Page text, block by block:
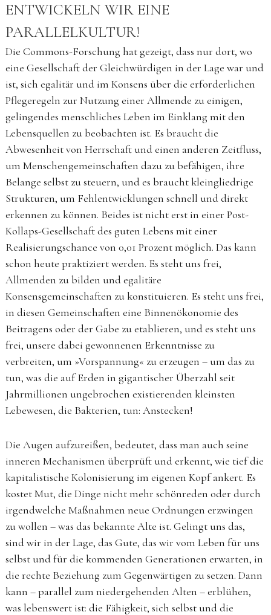
ENTWICKELN WIR EINE
PARALLELKULTUR!
Die Commons-Forschung hat gezeigt, dass nur dort, wo
eine Gesellschaft der Gleichwürdigen in der Lage war und
ist, sich egalitär und im Konsens über die erforderlichen
Pflegeregeln zur Nutzung einer Allmende zu einigen,
gelingendes menschliches Leben im Einklang mit den
Lebensquellen zu beobachten ist. Es braucht die
Abwesenheit von Herrschaft und einen anderen Zeitfluss,
um Menschengemeinschaften dazu zu befähigen, ihre
Belange selbst zu steuern, und es braucht kleingliedrige
Strukturen, um Fehlentwicklungen schnell und direkt
erkennen zu können. Beides ist nicht erst in einer Post-
Kollaps-Gesellschaft des guten Lebens mit einer
Realisierungschance von 0,01 Prozent möglich. Das kann
schon heute praktiziert werden. Es steht uns frei,
Allmenden zu bilden und egalitäre
Konsensgemeinschaften zu konstituieren. Es steht uns frei,
in diesen Gemeinschaften eine Binnenökonomie des
Beitragens oder der Gabe zu etablieren, und es steht uns
frei, unsere dabei gewonnenen Erkenntnisse zu
verbreiten, um »Vorspannung« zu erzeugen – um das zu
tun, was die auf Erden in gigantischer Überzahl seit
Jahrmillionen ungebrochen existierenden kleinsten
Lebewesen, die Bakterien, tun: Anstecken!
Die Augen aufzureißen, bedeutet, dass man auch seine
inneren Mechanismen überprüft und erkennt, wie tief die
kapitalistische Kolonisierung im eigenen Kopf ankert. Es
kostet Mut, die Dinge nicht mehr schönreden oder durch
irgendwelche Maßnahmen neue Ordnungen erzwingen
zu wollen – was das bekannte Alte ist. Gelingt uns das,
sind wir in der Lage, das Gute, das wir vom Leben für uns
selbst und für die kommenden Generationen erwarten, in
die rechte Beziehung zum Gegenwärtigen zu setzen. Dann
kann – parallel zum niedergehenden Alten – erblühen,
was lebenswert ist: die Fähigkeit, sich selbst und die